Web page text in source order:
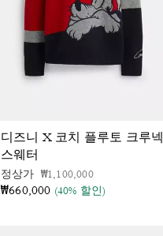
디즈니 X 코치 플루토 크루넥
스웨터
정상가 가격 인하 전
₩1,100,000인하됨
₩660,000 (40% 할인)